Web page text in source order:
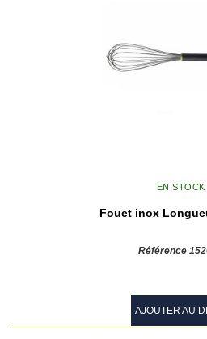
EN STOCK
Fouet inox
Référence
AJOUTER AU